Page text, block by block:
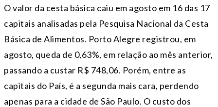
O valor da cesta básica caiu em agosto em 16 das 17
capitais analisadas pela Pesquisa Nacional da Cesta
Básica de Alimentos. Porto Alegre registrou, em
agosto, queda de 0,63%, em relação ao mês anterior,
passando a custar R$ 748,06. Porém, entre as
capitais do País, é a segunda mais cara, perdendo
apenas para a cidade de São Paulo. O custo dos